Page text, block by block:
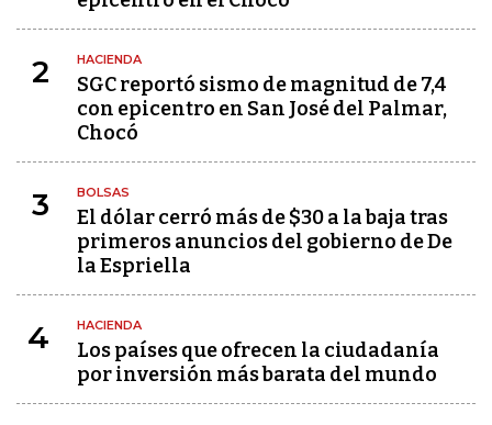
2 HACIENDA
SGC reportó sismo de magnitud de 7,4
con epicentro en San José del Palmar,
Chocó
3 BOLSAS
El dólar cerró más de $30 a la baja tras
primeros anuncios del gobierno de De
la Espriella
4 HACIENDA
Los países que ofrecen la ciudadanía
por inversión más barata del mundo